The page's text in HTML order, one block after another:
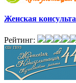
Женская
Рейтинг: